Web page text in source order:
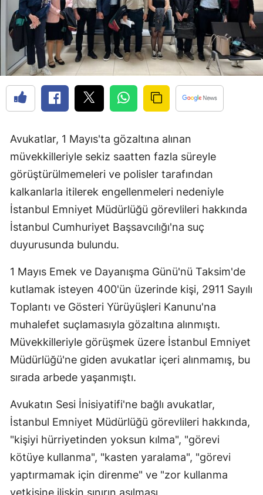
Avukatlar, 1 Mayıs'ta gözaltına alınan
müvekkilleriyle sekiz saatten fazla süreyle
görüştürülmemeleri ve polisler tarafından
kalkanlarla itilerek engellenmeleri nedeniyle
İstanbul Emniyet Müdürlüğü görevlileri hakkında
İstanbul Cumhuriyet Başsavcılığı'na suç
duyurusunda bulundu.
1 Mayıs Emek ve Dayanışma Günü'nü Taksim'de
kutlamak isteyen 400'ün üzerinde kişi, 2911 Sayılı
Toplantı ve Gösteri Yürüyüşleri Kanunu'na
muhalefet suçlamasıyla gözaltına alınmıştı.
Müvekkilleriyle görüşmek üzere İstanbul Emniyet
Müdürlüğü'ne giden avukatlar içeri alınmamış, bu
sırada arbede yaşanmıştı.
Avukatın Sesi İnisiyatifi'ne bağlı avukatlar,
İstanbul Emniyet Müdürlüğü görevlileri hakkında,
"kişiyi hürriyetinden yoksun kılma", "görevi
kötüye kullanma", "kasten yaralama", "görevi
yaptırmamak için direnme" ve "zor kullanma
yetkisine ilişkin sınırın aşılması